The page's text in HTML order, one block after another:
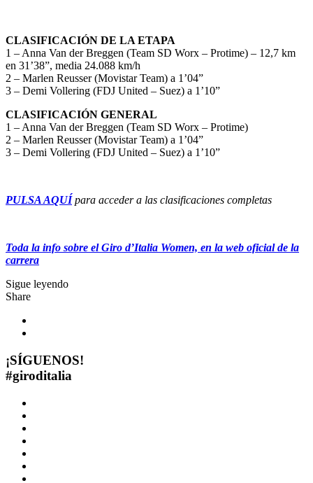
CLASIFICACIÓN DE LA ETAPA
1 – Anna Van der Breggen (Team SD Worx – Protime) – 12,7 km
en 31’38”, media 24.088 km/h
2 – Marlen Reusser (Movistar Team) a 1’04”
3 – Demi Vollering (FDJ United – Suez) a 1’10”
CLASIFICACIÓN GENERAL
1 – Anna Van der Breggen (Team SD Worx – Protime)
2 – Marlen Reusser (Movistar Team) a 1’04”
3 – Demi Vollering (FDJ United – Suez) a 1’10”
PULSA AQUÍpara acceder a las clasificaciones completas
Toda la info sobre el Giro d’Italia Women, en la web oficial de la
carrera
Sigue leyendo
Share
¡SÍGUENOS!
#giroditalia